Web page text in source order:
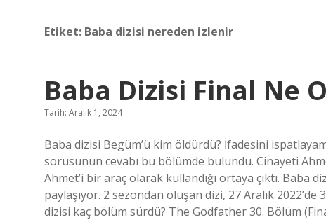
Etiket: Baba dizisi nereden izlenir
Baba Dizisi Final Ne
Tarih: Aralık 1, 2024
Baba dizisi Begüm’ü kim öldürdü? İfadesini
sorusunun cevabı bu bölümde bulundu. Cinayeti
Ahmet’i bir araç olarak kullandığı ortaya çıktı.
paylaşıyor. 2 sezondan oluşan dizi, 27 Aralık
dizisi kaç bölüm sürdü? The Godfather 30. Bölüm